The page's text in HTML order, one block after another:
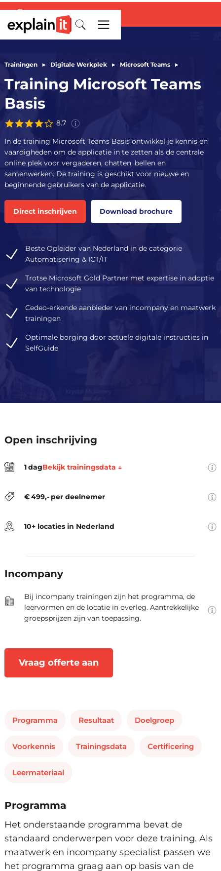
Trainingen ▸ Digitale Werkplek ▸ Microsoft Teams ▸
Training Microsoft Teams
Basis
8.7
ervaringen van1008deelnemers
aan de
In de training Microsoft Teams Basis ontwikkel je kennis en
vaardigheden om de applicatie in te zetten als de centrale
online plek voor vergaderen, chatten, bellen en
samenwerken. De training is geschikt voor nieuwe en
beginnende gebruikers van de applicatie.
Direct inschrijven Download brochure
Beste Opleider van Nederland in de categorie
Automatisering & ICT/IT
Trotse Microsoft Gold Partner met expertise in adoptie
van technologie
Cedeo-erkende aanbieder van incompany en maatwerk
trainingen
Optimale borging door actuele digitale instructies in
SelfGuide
Open inschrijving
1dagBekijk trainingsdata ↓
€499,- per deelnemer
locatie, trainingsmateriaal, lunch,
10+ locaties in Nederland
Groningen, Hengelo, Rotterdam,
Incompany
Bij incompany trainingen zijn het programma, de
leervormen en de locatie in overleg. Aantrekkelijke
groepsprijzen zijn van toepassing.
Vraag offerte aan
Programma Resultaat Doelgroep
Voorkennis Trainingsdata Certificering
Leermateriaal
Programma
Het onderstaande programma bevat de
standaard onderwerpen voor deze training. Als
maatwerk en incompany specialist passen we
het programma graag aan op basis van de